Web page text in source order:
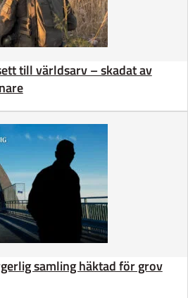
till världsarv – skadat av
samling häktad för grov